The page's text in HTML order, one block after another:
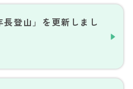
登山」を更新しまし